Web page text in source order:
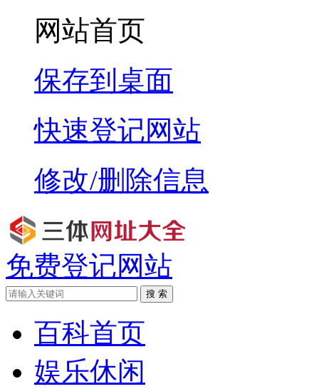
网站首页
保存到桌面
快速登记网站
修改/删除信息
免费登记网站
搜 索
百科首页
娱乐休闲